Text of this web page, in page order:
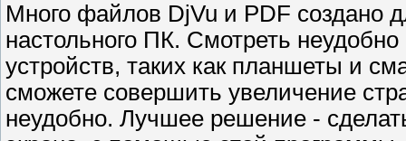
Много файлов DjVu и PDF создано
настольного ПК. Смотреть
устройств, таких как планшеты и
сможете совершить увеличение
неудобно. Лучшее решение -